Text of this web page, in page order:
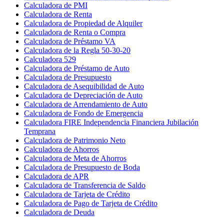
Calculadora de PMI
Calculadora de Renta
Calculadora de Propiedad de Alquiler
Calculadora de Renta o Compra
Calculadora de Préstamo VA
Calculadora de la Regla 50-30-20
Calculadora 529
Calculadora de Préstamo de Auto
Calculadora de Presupuesto
Calculadora de Asequibilidad de Auto
Calculadora de Depreciación de Auto
Calculadora de Arrendamiento de Auto
Calculadora de Fondo de Emergencia
Calculadora FIRE Independencia Financiera Jubilación
Temprana
Calculadora de Patrimonio Neto
Calculadora de Ahorros
Calculadora de Meta de Ahorros
Calculadora de Presupuesto de Boda
Calculadora de APR
Calculadora de Transferencia de Saldo
Calculadora de Tarjeta de Crédito
Calculadora de Pago de Tarjeta de Crédito
Calculadora de Deuda